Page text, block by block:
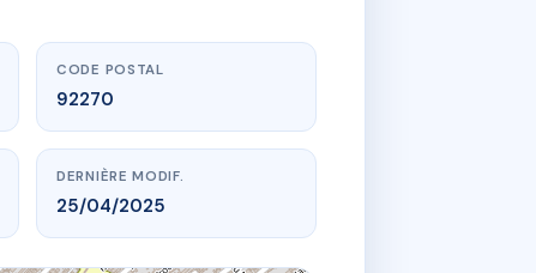
CODE POSTAL
92270
DERNIÈRE MODIF.
25/04/2025